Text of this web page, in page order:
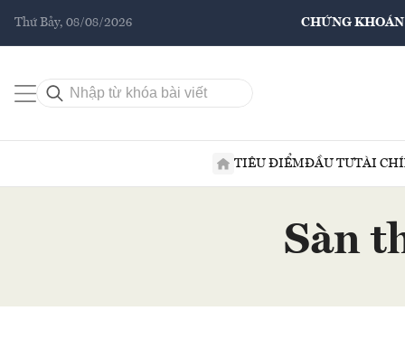
Thứ Bảy, 08/08/2026 CHỨNG KHOÁN
TIÊU ĐIỂMĐẦU TƯTÀI
Sàn